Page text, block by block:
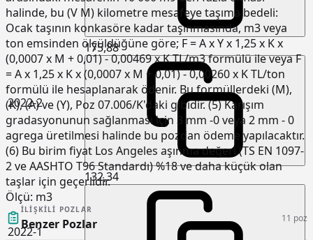
2022-2
175,88
2022-1
132,34
halinde, bu (V M) kilometre mesafeye taşıma bedeli:
Ocak taşının konkasöre kadar taşınmasında, m3 veya
ton emsinden ölçüldüğüne göre; F = A x Y x 1,25 x K x
(0,0007 x M + 0,01) - 0,00469 x K TL/m3 formülü ile veya F
= A x 1,25 x K x (0,0007 x M + 0,01) - 0,00260 x K TL/ton
formülü ile hesaplanarak ödenir. Bu formüllerdeki (M),
(K), (A) ve (Y), Poz 07.006/K'daki gibidir. (5) Karışım
gradasyonunun sağlanması için 3 mm -0 veya 2 mm - 0
agrega üretilmesi halinde bu pozdan ödeme yapılacaktır.
(6) Bu birim fiyat Los Angeles aşınma değeri (TS EN 1097-
2 ve AASHTO T96 Standardı) %18 ve daha küçük olan
taşlar için geçerlidir.
Ölçü: m3
İLIŞKILI POZLAR
Benzer Pozlar 11 poz